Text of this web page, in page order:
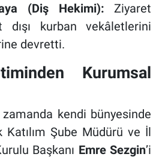
(Diş Hekimi): Ziyaret
dışı kurban vekâletlerini
devretti.
Kurumsal
zamanda kendi bünyesinde
Katılım Şube Müdürü ve İl
Başkanı Emre Sezgin’i